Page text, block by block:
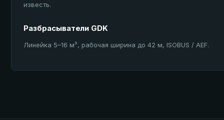
известь.
Разбрасыватели GDK
Линейка 5–16 м³, рабочая ширина до 42 м, ISOBUS / AEF.